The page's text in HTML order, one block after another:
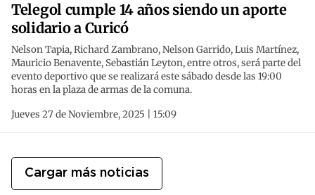
Telegol cumple 14 años siendo un aporte
solidario a Curicó
Nelson Tapia, Richard Zambrano, Nelson Garrido, Luis Martínez,
Mauricio Benavente, Sebastián Leyton, entre otros, será parte del
evento deportivo que se realizará este sábado desde las 19:00
horas en la plaza de armas de la comuna.
Jueves 27 de Noviembre, 2025 | 15:09
Cargar más noticias